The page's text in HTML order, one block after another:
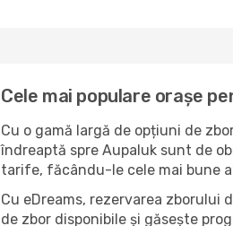
Cele mai populare orașe
Cu o gamă largă de opțiuni de
îndreaptă spre Aupaluk sunt de
tarife, făcându-le cele mai bune
Cu eDreams, rezervarea zborului
de zbor disponibile și găsește